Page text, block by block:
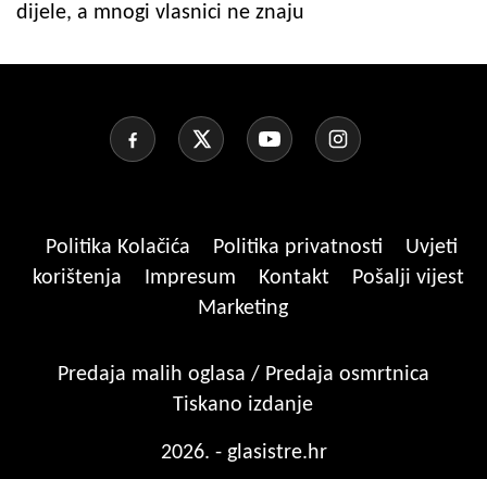
dijele, a mnogi vlasnici ne znaju
Politika Kolačića Politika privatnosti
Uvjeti
korištenja
Impresum Kontakt
Pošalji vijest
Marketing
Predaja malih oglasa / Predaja osmrtnica
Tiskano izdanje
2026. - glasistre.hr